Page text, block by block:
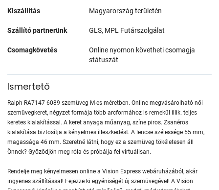
Kiszállítás Magyarország területén
Szállító partnerünk GLS, MPL Futárszolgálat
Csomagkövetés
Online nyomon követheti csomagja
státuszát
Ismertető
Ralph RA7147 6089 szemüveg M-es méretben. Online megvásárolható női
szemüvegkeret, négyzet formája több arcformához is remekül illik. teljes
keretes kialakítással. A keret anyaga műanyag, színe piros. Zsanéros
kialakítása biztosítja a kényelmes illeszkedést. A lencse szélessége 55 mm,
magassága 46 mm. Szeretné látni, hogy ez a szemüveg tökéletesen áll
Önnek? Győződjön meg róla és próbálja fel virtuálisan.
Rendelje meg kényelmesen online a Vision Express webáruházából, akár
ingyenes szállítással! Fejezze ki egyéniségét új szemüvegével! A Vision